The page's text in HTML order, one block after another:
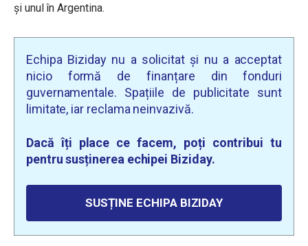
și unul în Argentina.
Echipa Biziday nu a solicitat și nu a acceptat
nicio formă de finanțare din fonduri
guvernamentale. Spațiile de publicitate sunt
limitate, iar reclama neinvazivă.
Dacă îți place ce facem, poți contribui tu
pentru susținerea echipei Biziday.
SUSȚINE ECHIPA BIZIDAY